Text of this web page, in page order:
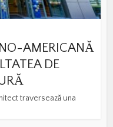
AMERICANĂ
DE
traversează una